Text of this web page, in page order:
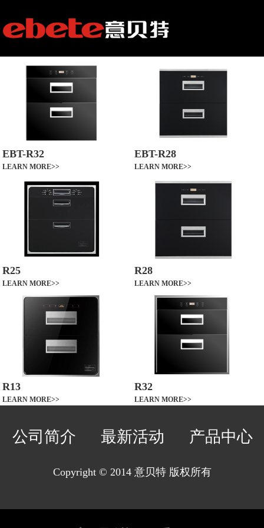
EBT-R32
LEARN MORE>>
EBT-R28
LEARN MORE>>
R25
LEARN MORE>>
R28
LEARN MORE>>
R13
LEARN MORE>>
R32
LEARN MORE>>
公司简介 最新活动 产品中心
Copyright © 2014 意贝特 版权所有